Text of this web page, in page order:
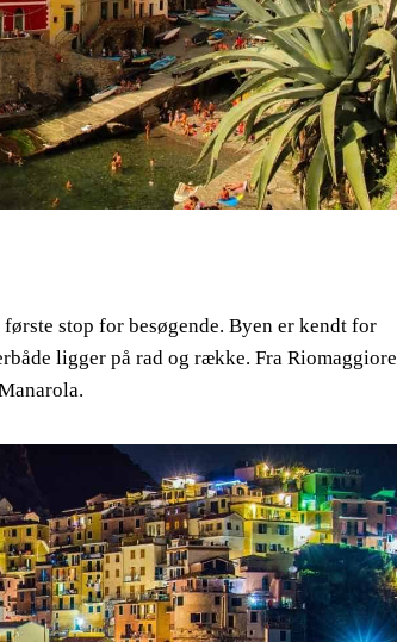
stop for besøgende. Byen er kendt for
ligger på rad og række. Fra Riomaggiore